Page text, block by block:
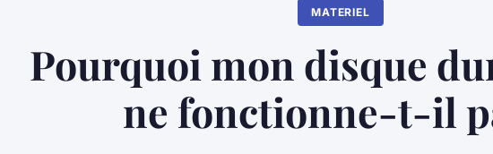
MATERIEL
Pourquoi mon disque
ne fonctionne-t-il